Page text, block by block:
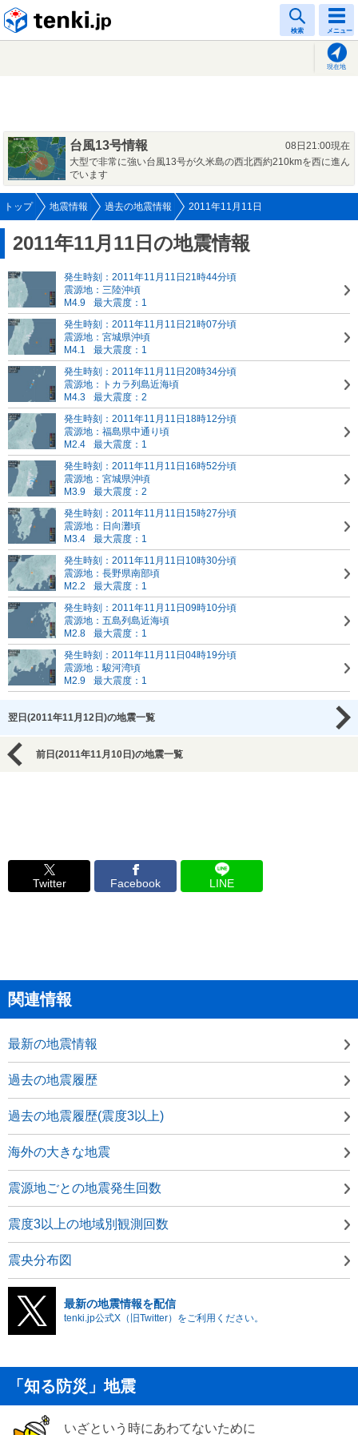
検索 メニュー
現在地
台風13号情報
08日21:00現在
大型で非常に強い台風13号が久米島の西北西約210kmを西に進ん
でいます
トップ 地震情報 過去の地震情報 2011年11月11日
2011年11月11日の地震情報
発生時刻：2011年11月11日21時44分頃
震源地：三陸沖頃
M4.9
最大震度：1
発生時刻：2011年11月11日21時07分頃
震源地：宮城県沖頃
M4.1
最大震度：1
発生時刻：2011年11月11日20時34分頃
震源地：トカラ列島近海頃
M4.3
最大震度：2
発生時刻：2011年11月11日18時12分頃
震源地：福島県中通り頃
M2.4
最大震度：1
発生時刻：2011年11月11日16時52分頃
震源地：宮城県沖頃
M3.9
最大震度：2
発生時刻：2011年11月11日15時27分頃
震源地：日向灘頃
M3.4
最大震度：1
発生時刻：2011年11月11日10時30分頃
震源地：長野県南部頃
M2.2
最大震度：1
発生時刻：2011年11月11日09時10分頃
震源地：五島列島近海頃
M2.8
最大震度：1
発生時刻：2011年11月11日04時19分頃
震源地：駿河湾頃
M2.9
最大震度：1
翌日(2011年11月12日)の地震一覧
前日(2011年11月10日)の地震一覧
Twitter Facebook LINE
関連情報
最新の地震情報
過去の地震履歴
過去の地震履歴(震度3以上)
海外の大きな地震
震源地ごとの地震発生回数
震度3以上の地域別観測回数
震央分布図
最新の地震情報を配信
tenki.jp公式X（旧Twitter）をご利用ください。
「知る防災」地震
いざという時にあわてないために